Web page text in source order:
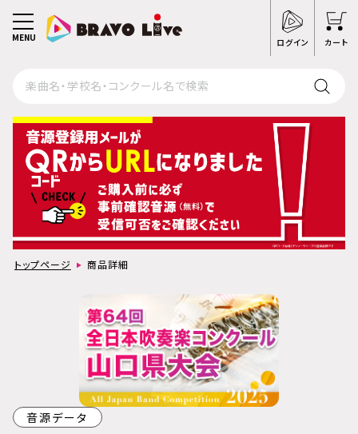
ログイン カート
MENU
トップページ 商品詳細
音源データ